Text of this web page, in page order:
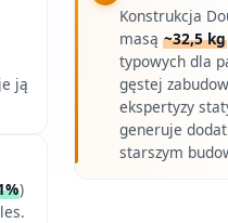
ją
)
Konstrukcja
masą~32,5 kg
typowych dla
gęstej
ekspertyzy
generuje
starszym